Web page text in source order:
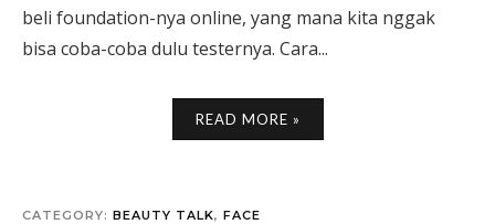
beli foundation-nya online, yang mana kita nggak
bisa coba-coba dulu testernya. Cara...
READ MORE »
CATEGORY: BEAUTY TALK, FACE